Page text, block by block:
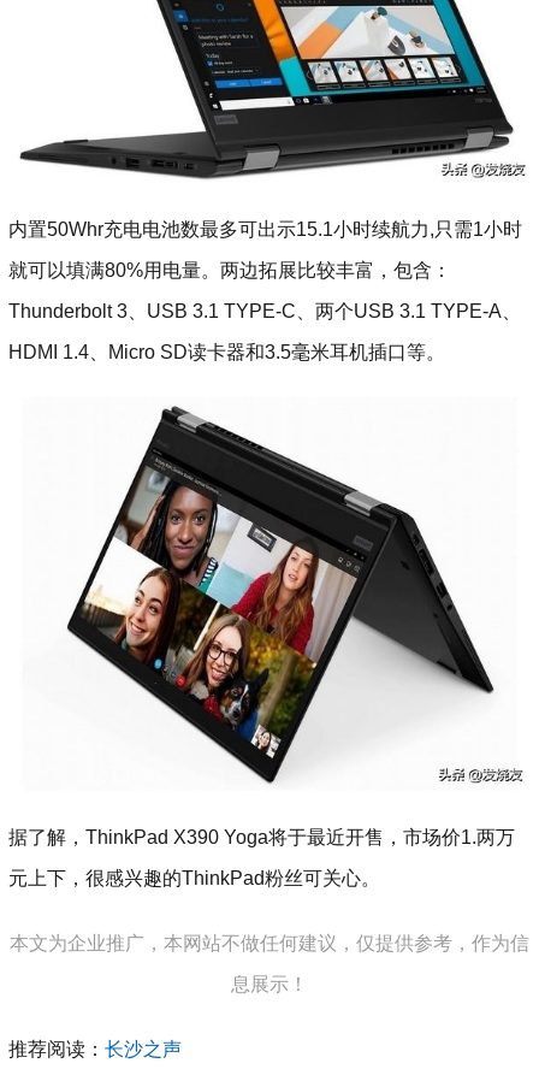
内置50Whr充电电池数最多可出示15.1小时续航力,只需1小时
就可以填满80%用电量。两边拓展比较丰富，包含：
Thunderbolt 3、USB 3.1 TYPE-C、两个USB 3.1 TYPE-A、
HDMI 1.4、Micro SD读卡器和3.5毫米耳机插口等。
据了解，ThinkPad X390 Yoga将于最近开售，市场价1.两万
元上下，很感兴趣的ThinkPad粉丝可关心。
本文为企业推广，本网站不做任何建议，仅提供参考，作为信
息展示！
推荐阅读：长沙之声